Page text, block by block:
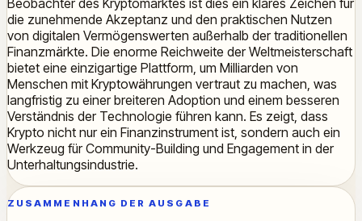
Beobachter des Kryptomarktes ist dies ein klares Zeichen für
die zunehmende Akzeptanz und den praktischen Nutzen
von digitalen Vermögenswerten außerhalb der traditionellen
Finanzmärkte. Die enorme Reichweite der Weltmeisterschaft
bietet eine einzigartige Plattform, um Milliarden von
Menschen mit Kryptowährungen vertraut zu machen, was
langfristig zu einer breiteren Adoption und einem besseren
Verständnis der Technologie führen kann. Es zeigt, dass
Krypto nicht nur ein Finanzinstrument ist, sondern auch ein
Werkzeug für Community-Building und Engagement in der
Unterhaltungsindustrie.
ZUSAMMENHANG DER AUSGABE